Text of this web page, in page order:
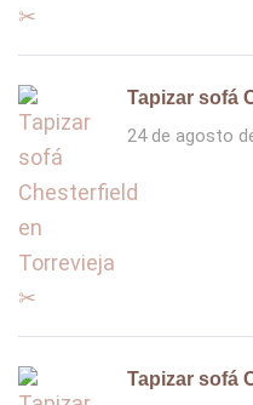
Tapizar sofá
24 de agosto
Tapizar sofá